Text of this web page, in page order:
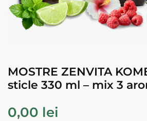
MOSTRE ZENVITA
sticle 330 ml – mix 3
0,00 lei